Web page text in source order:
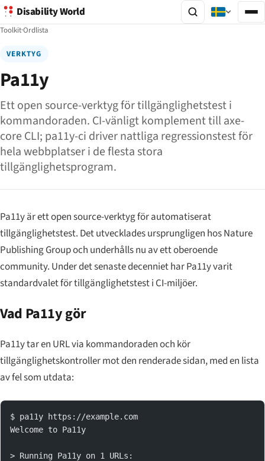
Disability World
Toolkit·Ordlista
VERKTYG
Pa11y
Ett open source-verktyg för tillgänglighetstest i
kommandoraden. CI-vänligt komplement till axe-
core CLI; pa11y-ci driver nattliga regressionstest för
hela webbplatser i de flesta stora
tillgänglighetsprogram.
Pa11y är ett open source-verktyg för automatiserat
tillgänglighetstest. Det utvecklades ursprungligen hos Nature
Publishing Group och underhålls nu av ett oberoende
community. Under det senaste decenniet har Pa11y varit
standardvalet för tillgänglighetstest i CI-miljöer.
Vad Pa11y gör
Pa11y tar en URL via kommandoraden och kör
tillgänglighetskontroller mot den renderade sidan, med en lista
av fel som utdata:
$ pa11y https://example.com
Welcome to Pa11y
> Running Pa11y on 1 URLs: